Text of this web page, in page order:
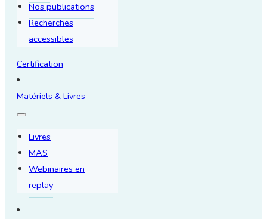
Nos publications
Recherches
accessibles
Certification
Matériels & Livres
Livres
MAS
Webinaires en
replay